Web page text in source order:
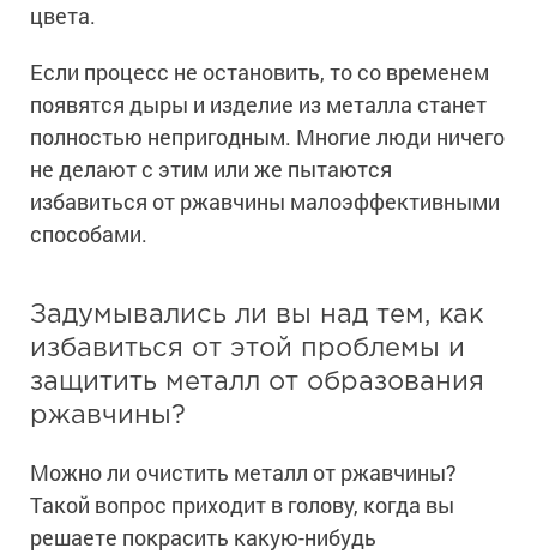
Сопутствующие товары
цвета.
Если процесс не остановить, то со временем
появятся дыры и изделие из металла станет
полностью непригодным. Многие люди ничего
не делают с этим или же пытаются
избавиться от ржавчины малоэффективными
способами.
Задумывались ли вы над тем, как
избавиться от этой проблемы и
защитить металл от образования
ржавчины?
Можно ли очистить металл от ржавчины?
Такой вопрос приходит в голову, когда вы
решаете покрасить какую-нибудь